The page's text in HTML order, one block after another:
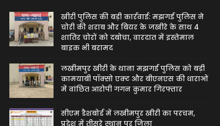
खीरी पुलिस की बड़ी कार्रवाई: मझगई पुलिस ने
चोरी की शराब और बियर के जखीरे के साथ 4
शातिर चोरों को दबोचा, वारदात में इस्तेमाल
बाइक भी बरामद
लखीमपुर खीरी के थाना मझगई पुलिस को बड़ी
कामयाबी पॉक्सो एक्ट और बीएनएस की धाराओं
में वांछित आरोपी गगन कुमार गिरफ्तार
सीएम डैशबोर्ड में लखीमपुर खीरी का परचम,
प्रदेश में तीसरे स्थान पर जिला